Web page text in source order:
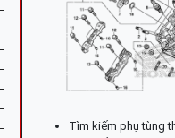
Tìm kiếm phụ tùng